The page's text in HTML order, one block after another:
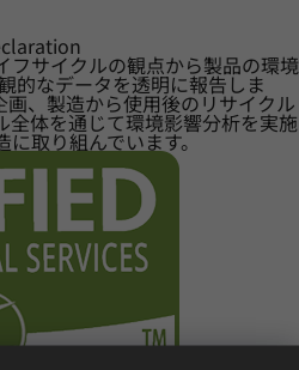
フサイクルの観点から製品の環境
的なデータを透明に報告しま
画、製造から使用後のリサイクル
全体を通じて環境影響分析を実施
に取り組んでいます。